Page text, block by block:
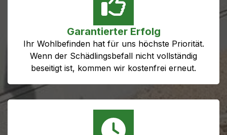
Garantierter Erfolg
Ihr Wohlbefinden hat für uns höchste Priorität.
Wenn der Schädlingsbefall nicht vollständig
beseitigt ist, kommen wir kostenfrei erneut.